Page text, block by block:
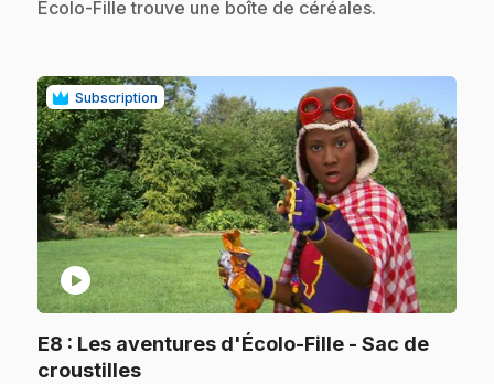
.Écolo-Fille trouve une boîte de céréales.
Subscription
play_circle
E8 : Les aventures d'Écolo-Fille - Sac de
croustilles.